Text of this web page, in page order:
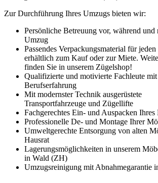
Zur Durchführung Ihres Umzugs bieten wir:
Persönliche Betreuung vor, während und
Umzug
Passendes Verpackungsmaterial für
erhältlich zum Kauf oder zur Miete.
finden Sie in unserem Zügelshop!
Qualifizierte und motivierte Fachleute
Berufserfahrung
Mit modernster Technik ausgerüstete
Transportfahrzeuge und Zügellifte
Fachgerechtes Ein- und Auspacken Ihres
Professionelle De- und Montage Ihrer
Umweltgerechte Entsorgung von alten
Hausrat
Lagerungsmöglichkeiten in unserem
in Wald (ZH)
Umzugsreinigung mit Abnahmegarantie